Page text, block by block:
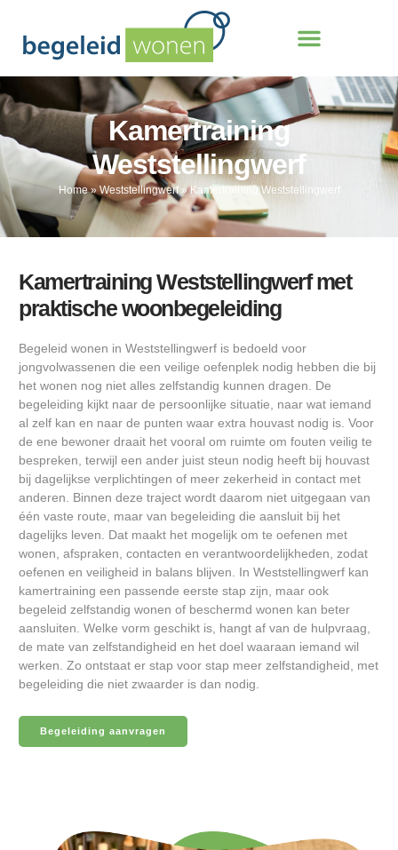
Kamertraining
Weststellingwerf
Home»Weststellingwerf»Kamertraining Weststellingwerf
Kamertraining Weststellingwerf met
praktische woonbegeleiding
Begeleid wonen in Weststellingwerf is bedoeld voor
jongvolwassenen die een veilige oefenplek nodig hebben die bij
het wonen nog niet alles zelfstandig kunnen dragen. De
begeleiding kijkt naar de persoonlijke situatie, naar wat iemand
al zelf kan en naar de punten waar extra houvast nodig is. Voor
de ene bewoner draait het vooral om ruimte om fouten veilig te
bespreken, terwijl een ander juist steun nodig heeft bij houvast
bij dagelijkse verplichtingen of meer zekerheid in contact met
anderen. Binnen deze traject wordt daarom niet uitgegaan van
één vaste route, maar van begeleiding die aansluit bij het
dagelijks leven. Dat maakt het mogelijk om te oefenen met
wonen, afspraken, contacten en verantwoordelijkheden, zodat
oefenen en veiligheid in balans blijven. In Weststellingwerf kan
kamertraining een passende eerste stap zijn, maar ook
begeleid zelfstandig wonen of beschermd wonen kan beter
aansluiten. Welke vorm geschikt is, hangt af van de hulpvraag,
de mate van zelfstandigheid en het doel waaraan iemand wil
werken. Zo ontstaat er stap voor stap meer zelfstandigheid, met
begeleiding die niet zwaarder is dan nodig.
Begeleiding aanvragen